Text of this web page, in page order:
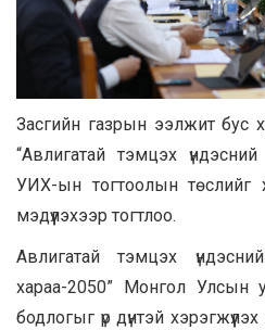
Засгийн газрын ээлжит бус
“Авлигатай тэмцэх
УИХ-ын тогтоолын төслийг
мэдүүлэхээр тогтлоо.
Авлигатай тэмцэх
хараа-2050” Монгол Улсын
бодлогыг үр дүнтэй